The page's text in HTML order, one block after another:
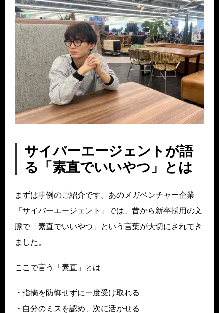
サイバーエージェントが語
る「素直でいいやつ」とは
まずは事例のご紹介です。あのメガベンチャー企業
「サイバーエージェント」では、昔から新卒採用の文
脈で「素直でいいやつ」という言葉が大切にされてき
ました。
ここで言う「素直」とは
・指摘を防御せずに一度受け取れる
・自分のミスを認め、次に活かせる